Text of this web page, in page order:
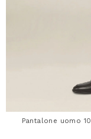
Pantalone uomo